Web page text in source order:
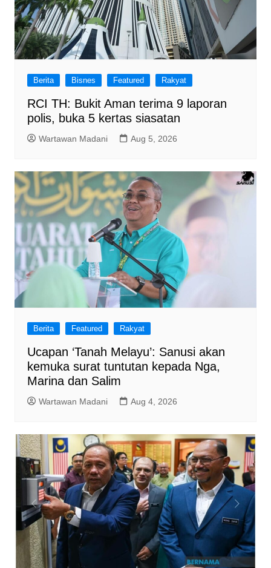
Berita Bisnes Featured Rakyat
RCI TH: Bukit Aman terima 9 laporan
polis, buka 5 kertas siasatan
Wartawan Madani Aug 5, 2026
Berita Featured Rakyat
Ucapan ‘Tanah Melayu’: Sanusi akan
kemuka surat tuntutan kepada Nga,
Marina dan Salim
Wartawan Madani Aug 4, 2026